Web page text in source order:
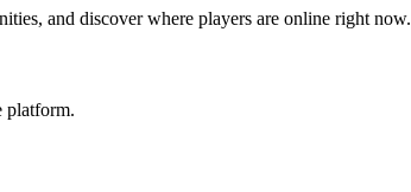
and discover where players are online right now.
platform.